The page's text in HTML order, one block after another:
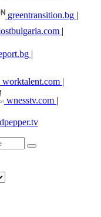
greentransition.bg |
|
|
worktalent.com |
wnesstv.com |